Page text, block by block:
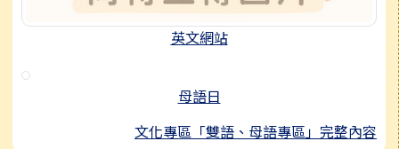
英文網站
母語日
文化專區「雙語、母語專區」完整內容